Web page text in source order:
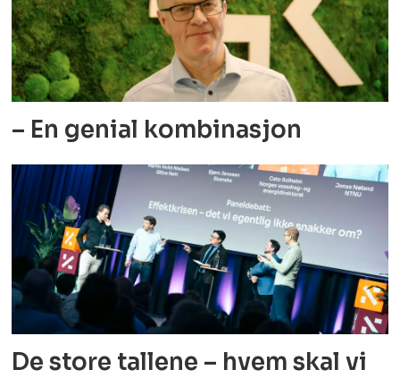
– En genial kombinasjon
De store tallene – hvem skal vi